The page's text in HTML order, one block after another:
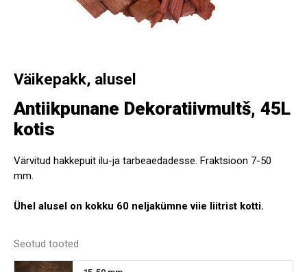
Väikepakk, alusel
Antiikpunane Dekoratiivmultš, 45L
kotis
Värvitud hakkepuit ilu-ja tarbeaedadesse. Fraktsioon 7-50
mm.
Ühel alusel on kokku 60 neljakümne viie liitrist kotti.
Seotud tooted